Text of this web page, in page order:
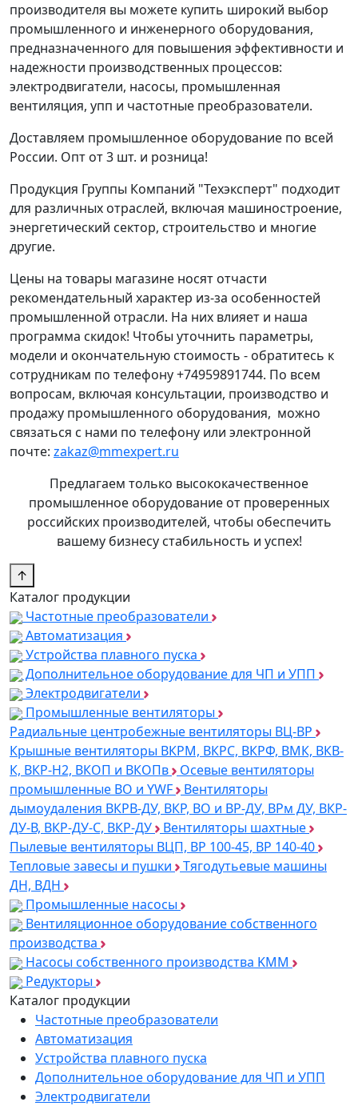
производителя вы можете купить широкий выбор
промышленного и инженерного оборудования,
предназначенного для повышения эффективности и
надежности производственных процессов:
электродвигатели, насосы, промышленная
вентиляция, упп и частотные преобразователи.
Доставляем промышленное оборудование по всей
России. Опт от 3 шт. и розница!
Продукция Группы Компаний "Техэксперт" подходит
для различных отраслей, включая машиностроение,
энергетический сектор, строительство и многие
другие.
Цены на товары магазине носят отчасти
рекомендательный характер из-за особенностей
промышленной отрасли. На них влияет и наша
программа скидок! Чтобы уточнить параметры,
модели и окончательную стоимость - обратитесь к
сотрудникам по телефону +74959891744. По всем
вопросам, включая консультации, производство и
продажу промышленного оборудования, можно
связаться с нами по телефону или электронной
почте: zakaz@mmexpert.ru
Предлагаем только высококачественное
промышленное оборудование от проверенных
российских производителей, чтобы обеспечить
вашему бизнесу стабильность и успех!
↑
Каталог продукции
Частотные преобразователи
Автоматизация
Устройства плавного пуска
Дополнительное оборудование для ЧП и УПП
Электродвигатели
Промышленные вентиляторы
Радиальные центробежные вентиляторы ВЦ-ВР
Крышные вентиляторы ВКРМ, ВКРС, ВКРФ, ВМК, ВКВ-
К, ВКР-Н2, ВКОП и ВКОПв
Осевые вентиляторы
промышленные ВО и YWF
Вентиляторы
дымоудаления ВКРВ-ДУ, ВКР, ВО и ВР-ДУ, ВРм ДУ, ВКР-
ДУ-В, ВКР-ДУ-С, ВКР-ДУ
Вентиляторы шахтные
Пылевые вентиляторы ВЦП, ВР 100-45, ВР 140-40
Тепловые завесы и пушки
Тягодутьевые машины
ДН, ВДН
Промышленные насосы
Вентиляционное оборудование собственного
производства
Насосы собственного производства KMM
Редукторы
Каталог продукции
Частотные преобразователи
Автоматизация
Устройства плавного пуска
Дополнительное оборудование для ЧП и УПП
Электродвигатели